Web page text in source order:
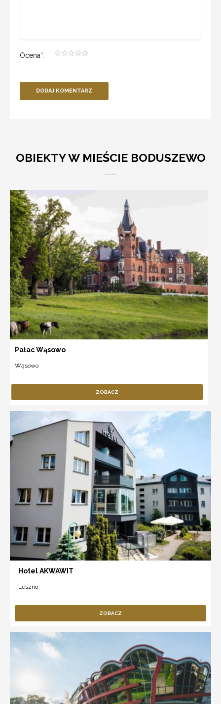
Ocena*:
DODAJ KOMENTARZ
OBIEKTY W MIEŚCIE BODUSZEWO
Pałac Wąsowo
Wąsowo
ZOBACZ
Hotel AKWAWIT
Leszno
ZOBACZ